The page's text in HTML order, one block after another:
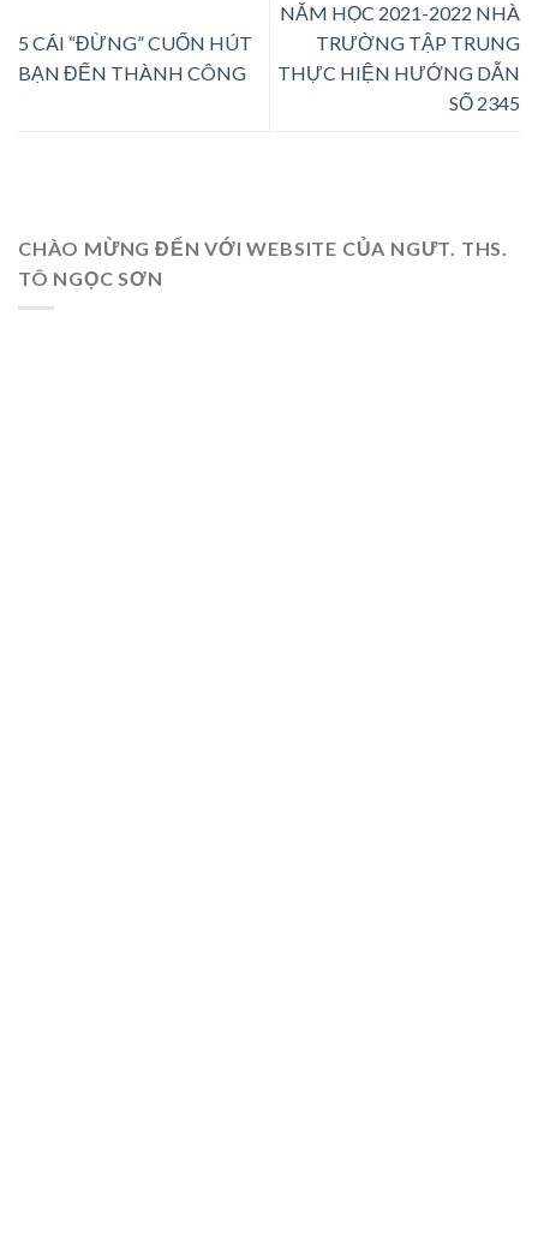
5 CÁI “ĐỪNG” CUỐN HÚT
BẠN ĐẾN THÀNH CÔNG
NĂM HỌC 2021-2022 NHÀ
TRƯỜNG TẬP TRUNG
THỰC HIỆN HƯỚNG DẪN
SỐ 2345
CHÀO MỪNG ĐẾN VỚI WEBSITE CỦA NGƯT. THS.
TÔ NGỌC SƠN